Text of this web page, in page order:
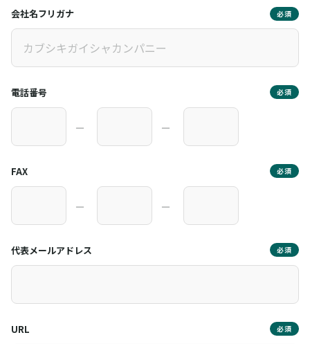
会社名フリガナ 必須
電話番号 必須
― ―
FAX 必須
― ―
代表メールアドレス 必須
URL 必須